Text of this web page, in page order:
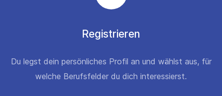
Registrieren
Du legst dein persönliches Profil an und wählst aus, für
welche Berufsfelder du dich interessierst.